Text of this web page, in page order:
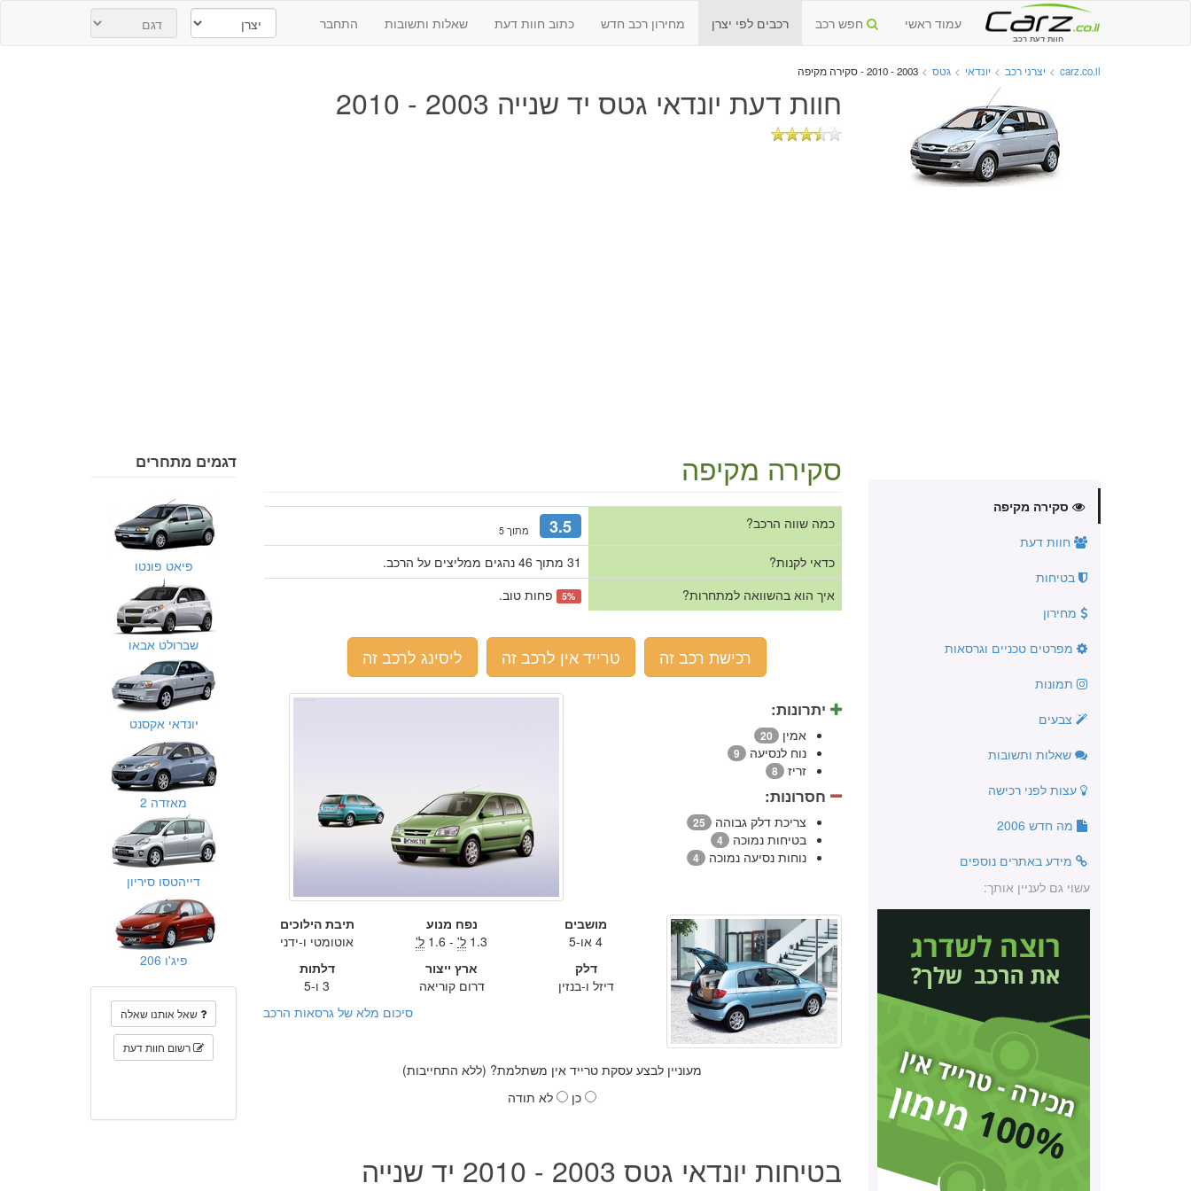
חוות דעת רכב
עמוד ראשי חפש רכב רכבים לפי יצרן מחירון רכב חדש כתוב חוות דעת שאלות ותשובות התחבר
carz.co.il
> יצרני רכב > יונדאי > גטס > 2003 - 2010 - סקירה מקיפה
חוות דעת יונדאי גטס יד שנייה 2003 - 2010
סקירה מקיפה
חוות דעת
בטיחות
מחירון
מפרטים טכניים וגרסאות
תמונות
צבעים
שאלות ותשובות
עצות לפני רכישה
מה חדש 2006
מידע באתרים נוספים
עשוי גם לעניין אותך:
סקירה מקיפה
כמה שווה הרכב? 3.5 מתוך 5
כדאי לקנות?
31 מתוך 46 נהגים ממליצים על הרכב.
איך הוא בהשוואה למתחרות?
5% פחות טוב.
רכישת רכב זה טרייד אין לרכב זה ליסינג לרכב זה
יתרונות:
אמין 20
נוח לנסיעה 9
זריז 8
חסרונות:
צריכת דלק גבוהה 25
בטיחות נמוכה 4
נוחות נסיעה נמוכה 4
מושבים
4 או-5
נפח מנוע
1.3 ל'- 1.6 ל'
תיבת הילוכים
אוטומטי ו-ידני
דלק
דיזל ו-בנזין
ארץ ייצור
דרום קוריאה
דלתות
3 ו-5
סיכום מלא של גרסאות הרכב
מעוניין לבצע עסקת טרייד אין משתלמת? (ללא התחייבות)
כן
לא תודה
בטיחות יונדאי גטס 2003 - 2010 יד שנייה
דגמים מתחרים
פיאט פונטו
שברולט אבאו
יונדאי אקסנט
מאזדה 2
דייהטסו סיריון
פיג'ו 206
שאל אותנו שאלה
רשום חוות דעת